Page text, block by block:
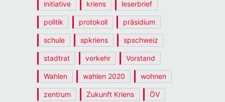
initiative kriens leserbrief
politik protokoll präsidium
schule spkriens spschweiz
stadtrat verkehr Vorstand
Wahlen wahlen 2020 wohnen
zentrum Zukunft Kriens ÖV